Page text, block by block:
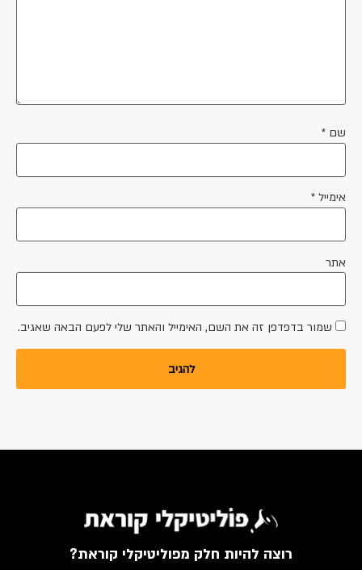
שם *
אימייל *
אתר
שמור בדפדפן זה את השם, האימייל והאתר שלי לפעם הבאה שאגיב.
רוצה להיות חלק מפוליטיקלי קוראת?